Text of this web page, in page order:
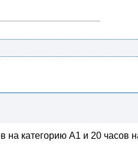
на категорию А1 и 20 часов